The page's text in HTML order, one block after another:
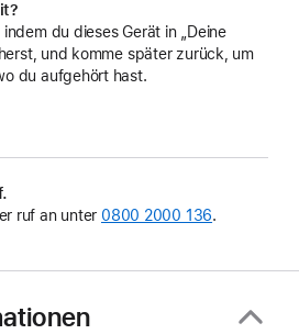
du dieses Gerät in „Deine
und komme später zurück, um
du aufgehört hast.
ruf an unter 0800 2000 136.